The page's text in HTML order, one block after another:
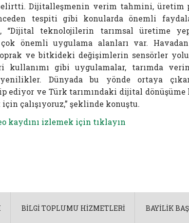
Dijitalleşmenin verim tahmini, üretim
tespiti gibi konularda önemli
“Dijital teknolojilerin tarımsal üretime
çok önemli uygulama alanları var.
ve bitkideki değişimlerin sensörler
kullanımı gibi uygulamalar, tarımda
yenilikler. Dünyada bu yönde ortaya
ediyor ve Türk tarımındaki dijital dönüşüme
çalışıyoruz,” şeklinde konuştu.
kaydını izlemek için tıklayın
BILGI TOPLUMU HIZMETLERI BAYILIK